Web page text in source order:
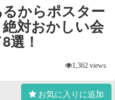
るからポスター
対おかしい会
選！
1,362 views
お気に入りに追加